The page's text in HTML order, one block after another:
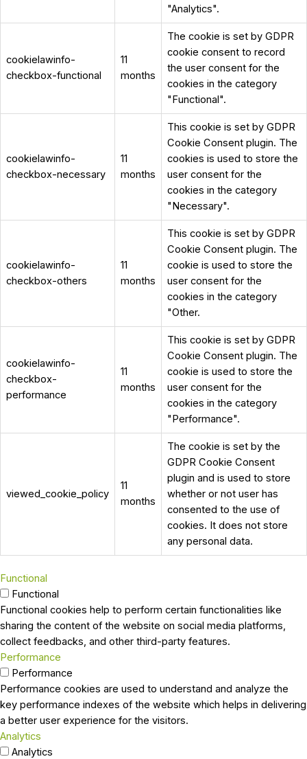
"Analytics".
cookielawinfo-
checkbox-functional
11
months
The cookie is set by GDPR
cookie consent to record
the user consent for the
cookies in the category
"Functional".
cookielawinfo-
checkbox-necessary
11
months
This cookie is set by GDPR
Cookie Consent plugin. The
cookies is used to store the
user consent for the
cookies in the category
"Necessary".
cookielawinfo-
checkbox-others
11
months
This cookie is set by GDPR
Cookie Consent plugin. The
cookie is used to store the
user consent for the
cookies in the category
"Other.
cookielawinfo-
checkbox-
performance
11
months
This cookie is set by GDPR
Cookie Consent plugin. The
cookie is used to store the
user consent for the
cookies in the category
"Performance".
viewed_cookie_policy
11
months
The cookie is set by the
GDPR Cookie Consent
plugin and is used to store
whether or not user has
consented to the use of
cookies. It does not store
any personal data.
Functional
Functional
Functional cookies help to perform certain functionalities like
sharing the content of the website on social media platforms,
collect feedbacks, and other third-party features.
Performance
Performance
Performance cookies are used to understand and analyze the
key performance indexes of the website which helps in delivering
a better user experience for the visitors.
Analytics
Analytics